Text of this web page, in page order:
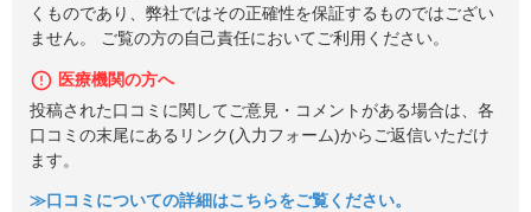
くものであり、弊社ではその正確性を保証するものではござい
ません。 ご覧の方の自己責任においてご利用ください。
医療機関の方へ
投稿された口コミに関してご意見・コメントがある場合は、各
口コミの末尾にあるリンク(入力フォーム)からご返信いただけ
ます。
≫口コミについての詳細はこちらをご覧ください。